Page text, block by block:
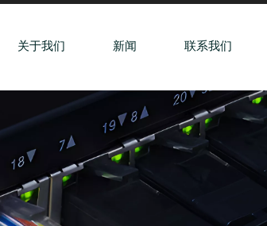
关于我们 新闻 联系我们